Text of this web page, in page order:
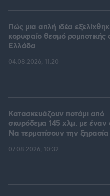
Πώς μια απλή ιδέα
κορυφαίο θεσμό ρομποτικής
Ελλάδα
04.08.2026, 11:20
Κατασκευάζουν ποτάμι από
σκυρόδεμα 145 χλμ. με έναν
Να τερματίσουν την ξηρασία
07.08.2026, 10:32